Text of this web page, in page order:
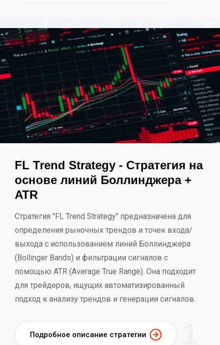
FL Trend Strategy - Стратегия на
основе линий Боллинджера +
ATR
Стратегия "FL Trend Strategy" предназначена для
определения рыночных трендов и точек входа/
выхода с использованием линий Боллинджера
(Bollinger Bands) и фильтрации сигналов с
помощью ATR (Average True Range). Она подходит
для трейдеров, ищущих автоматизированный
подход к анализу трендов и генерации сигналов.
Подробное описание стратегии